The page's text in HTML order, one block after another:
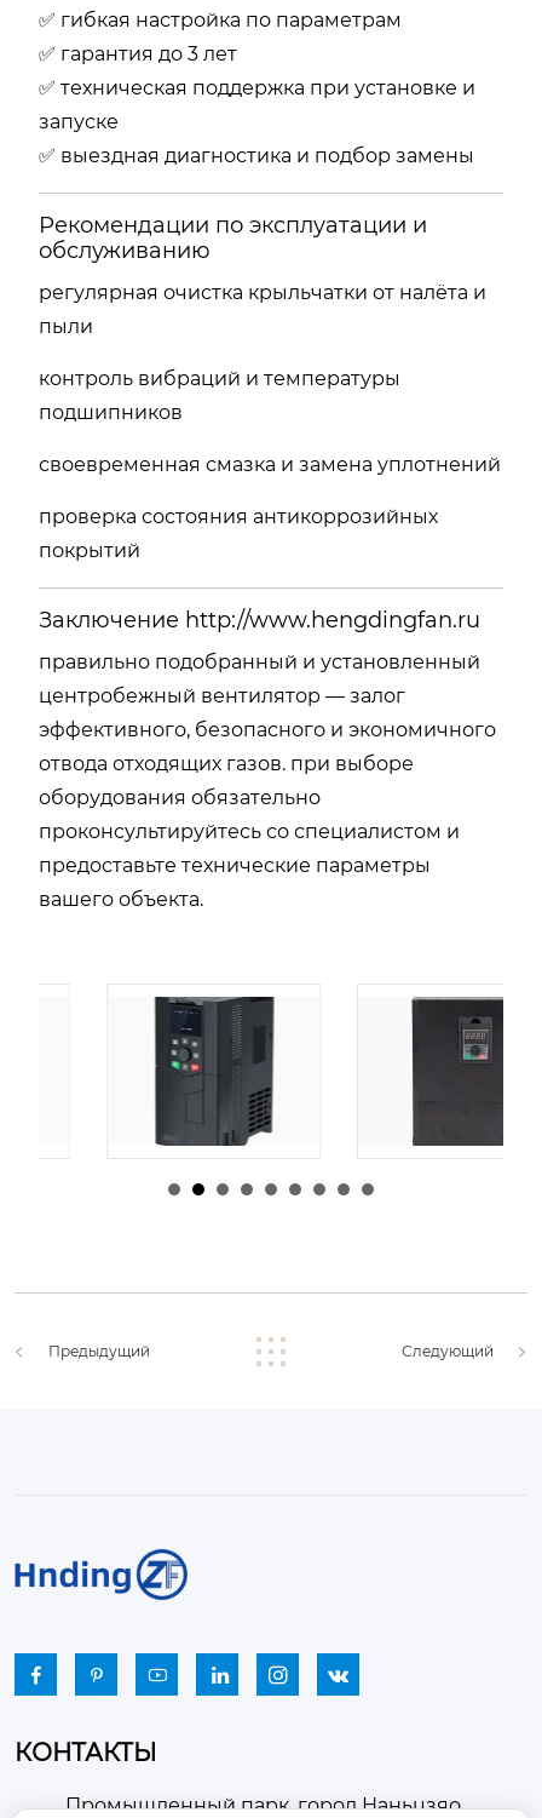
✅ гибкая настройка по параметрам
✅ гарантия до 3 лет
✅ техническая поддержка при установке и
запуске
✅ выездная диагностика и подбор замены
Рекомендации по эксплуатации и
обслуживанию
регулярная очистка крыльчатки от налёта и
пыли
контроль вибраций и температуры
подшипников
своевременная смазка и замена уплотнений
проверка состояния антикоррозийных
покрытий
Заключение http://www.hengdingfan.ru
правильно подобранный и установленный
центробежный вентилятор — залог
эффективного, безопасного и экономичного
отвода отходящих газов. при выборе
оборудования обязательно
проконсультируйтесь со специалистом и
предоставьте технические параметры
вашего объекта.
admin |30 1 月,
2026
admin |29 1 月,
Предыдущий Следующий
     
КОНТАКТЫ
Промышленный парк, город Наньцзяо,